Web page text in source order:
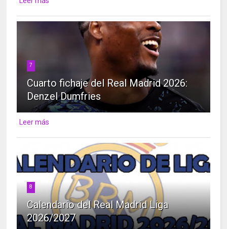
7
Cuarto fichaje del Real Madrid 2026:
Denzel Dumfries
Leer más
8
Calendario del Real Madrid Liga
2026/2027